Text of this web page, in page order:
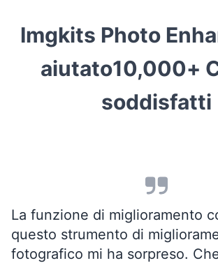
Imgkits Photo
aiutato10,000+
soddisfatti
La funzione di miglioramento
questo strumento di
fotografico mi ha sorpreso.